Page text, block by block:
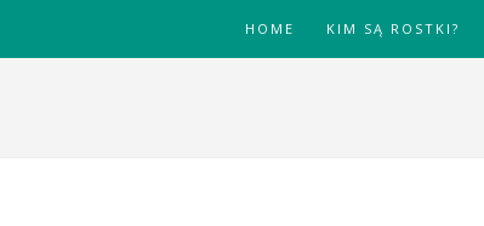
HOME KIM SĄ ROSTKI?